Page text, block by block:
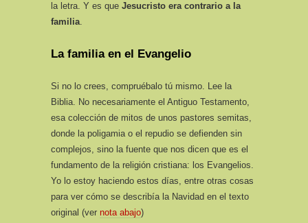
la letra. Y es que Jesucristo era contrario a la
familia.
La familia en el Evangelio
Si no lo crees, compruébalo tú mismo. Lee la
Biblia. No necesariamente el Antiguo Testamento,
esa colección de mitos de unos pastores semitas,
donde la poligamia o el repudio se defienden sin
complejos, sino la fuente que nos dicen que es el
fundamento de la religión cristiana: los Evangelios.
Yo lo estoy haciendo estos días, entre otras cosas
para ver cómo se describía la Navidad en el texto
original (ver nota abajo)